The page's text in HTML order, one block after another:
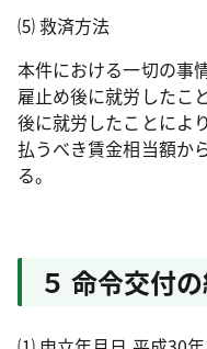
⑸ 救済方法
本件における一切の事
雇止め後に就労したこ
後に就労したことによ
払うべき賃金相当額か
る。
５ 命令交付